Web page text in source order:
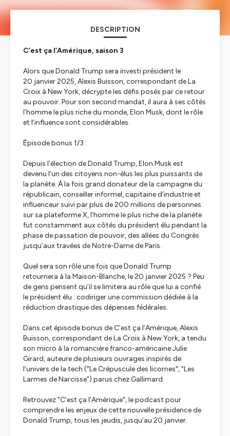
DESCRIPTION
C’est ça l’Amérique, saison 3
Alors que Donald Trump sera investi président le
20 janvier 2025, Alexis Buisson, correspondant de La
Croix à New York, décrypte les défis posés par ce retour
au pouvoir. Pour son second mandat, il aura à ses côtés
l’homme le plus riche du monde, Elon Musk, dont le rôle
et l’influence sont considérables.
Épisode bonus 1/3 :
Depuis l’élection de Donald Trump, Elon Musk est
devenu l’un des citoyens non-élus les plus puissants de
la planète. À la fois grand donateur de la campagne du
républicain, conseiller informel, capitaine d’industrie et
influenceur suivi par plus de 200 millions de personnes
sur sa plateforme X, l’homme le plus riche de la planète
fut constamment aux côtés du président élu pendant la
phase de passation de pouvoir, des allées du Congrès
jusqu’aux travées de Notre-Dame de Paris.
Quel sera son rôle une fois que Donald Trump
retournera à la Maison-Blanche, le 20 janvier 2025 ? Peu
de gens pensent qu’il se limitera au rôle que lui a confié
le président élu : codiriger une commission dédiée à la
réduction drastique des dépenses fédérales.
Dans cet épisode bonus de C’est ça l’Amérique, Alexis
Buisson, correspondant de La Croix à New York, a tendu
son micro à la romancière franco-américaine Julie
Girard, auteure de plusieurs ouvrages inspirés de
l’univers de la tech ("Le Crépuscule des licornes", "Les
Larmes de Narcisse") parus chez Gallimard.
Retrouvez "C’est ça l’Amérique", le podcast pour
comprendre les enjeux de cette nouvelle présidence de
Donald Trump, tous les jeudis, jusqu’au 20 janvier.